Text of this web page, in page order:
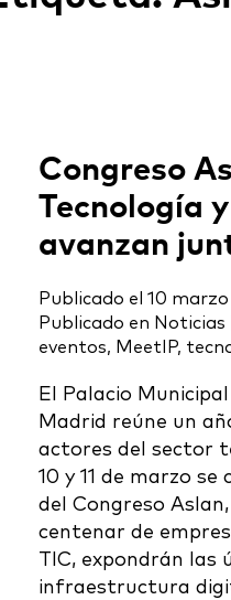
Congreso
Tecnología
avanzan
Publicado el 10
Publicado en Noticias
eventos, MeetIP,
El Palacio
Madrid reúne un
actores del sector
10 y 11 de marzo se
del Congreso
centenar de
TIC, expondrán las
infraestructura